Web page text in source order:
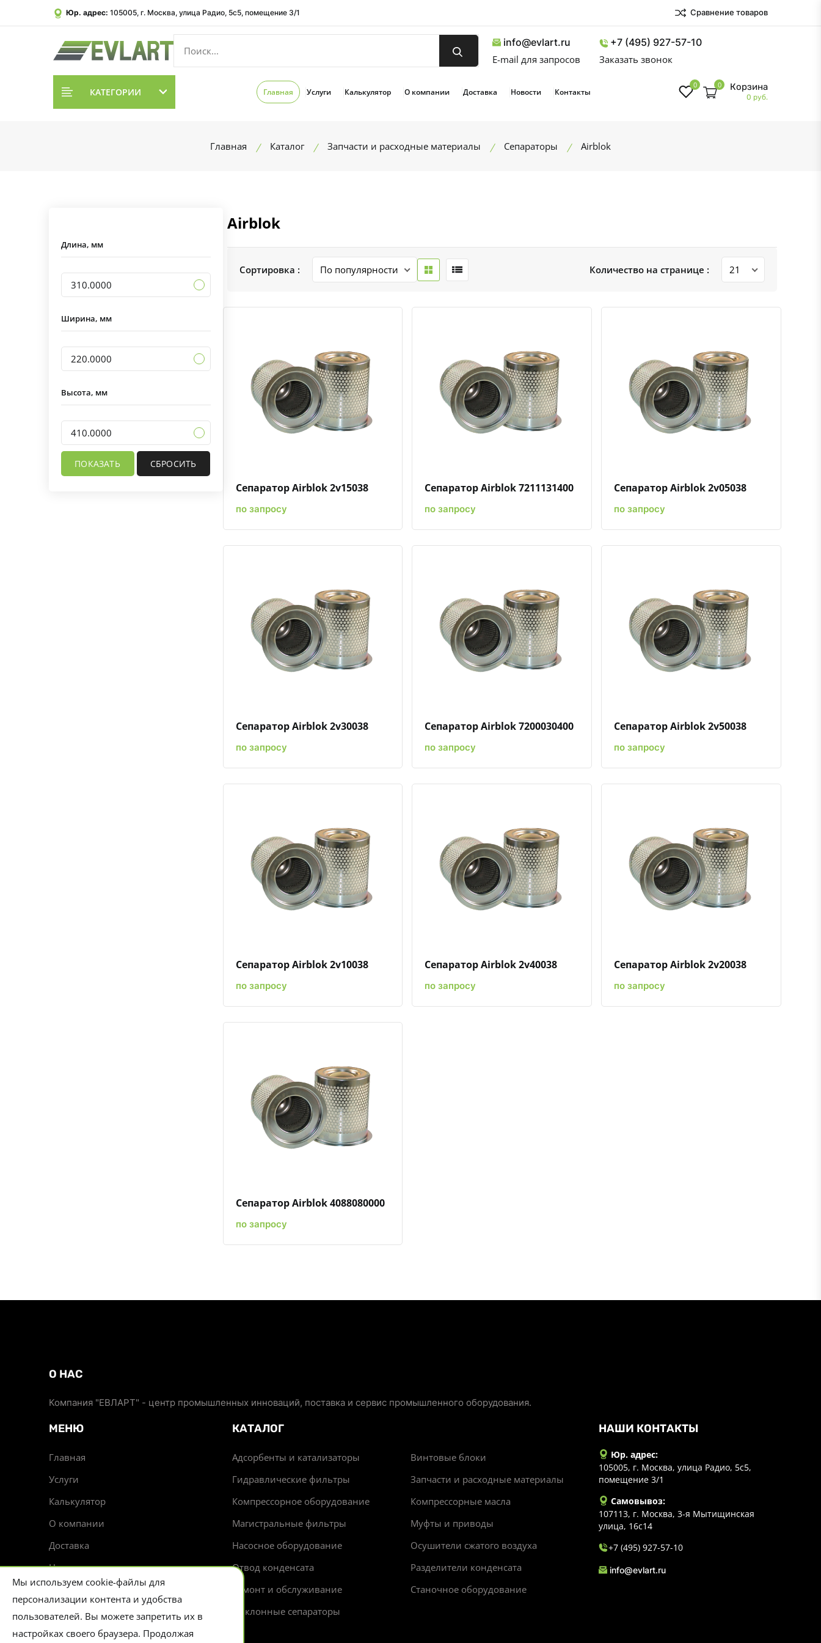
Юр. адрес: 105005, г. Москва, улица Радио, 5с5, помещение 3/1 Сравнение товаров
info@evlart.ru
E-mail для запросов
+7 (495) 927-57-10
Заказать звонок
КАТЕГОРИИ Главная Услуги Калькулятор О компании Доставка Новости Контакты
0 0 Корзина
0 руб.
Главная Каталог Запчасти и расходные материалы Сепараторы Airblok
Длина, мм
310.0000
Ширина, мм
220.0000
Высота, мм
410.0000
Airblok
Сортировка : Количество на странице :
Быстрый просмотрДобавить к сравнению
Добавить в избранное
Сепаратор Airblok 2v15038
по запросу
Быстрый просмотрДобавить к сравнению
Добавить в избранное
Сепаратор Airblok 7211131400
по запросу
Быстрый просмотрДобавить к сравнению
Добавить в избранное
Сепаратор Airblok 2v05038
по запросу
Быстрый просмотрДобавить к сравнению
Добавить в избранное
Сепаратор Airblok 2v30038
по запросу
Быстрый просмотрДобавить к сравнению
Добавить в избранное
Сепаратор Airblok 7200030400
по запросу
Быстрый просмотрДобавить к сравнению
Добавить в избранное
Сепаратор Airblok 2v50038
по запросу
Быстрый просмотрДобавить к сравнению
Добавить в избранное
Сепаратор Airblok 2v10038
по запросу
Быстрый просмотрДобавить к сравнению
Добавить в избранное
Сепаратор Airblok 2v40038
по запросу
Быстрый просмотрДобавить к сравнению
Добавить в избранное
Сепаратор Airblok 2v20038
по запросу
Быстрый просмотрДобавить к сравнению
Добавить в избранное
Сепаратор Airblok 4088080000
по запросу
О НАС
Компания "ЕВЛАРТ" - центр промышленных инноваций, поставка и сервис промышленного оборудования.
МЕНЮ
Главная
Услуги
Калькулятор
О компании
Доставка
Новости
Контакты
КАТАЛОГ
Адсорбенты и катализаторы
Винтовые блоки
Гидравлические фильтры
Запчасти и расходные материалы
Компрессорное оборудование
Компрессорные масла
Магистральные фильтры
Муфты и приводы
Насосное оборудование
Осушители сжатого воздуха
Отвод конденсата
Разделители конденсата
Ремонт и обслуживание
Станочное оборудование
Циклонные сепараторы
НАШИ КОНТАКТЫ
Юр. адрес:
105005, г. Москва, улица Радио, 5с5,
помещение 3/1
Самовывоз:
107113, г. Москва, 3-я Мытищинская
улица, 16с14
+7 (495) 927-57-10
info@evlart.ru
Мы используем cookie-файлы для
персонализации контента и удобства
пользователей. Вы можете запретить их в
настройках своего браузера. Продолжая